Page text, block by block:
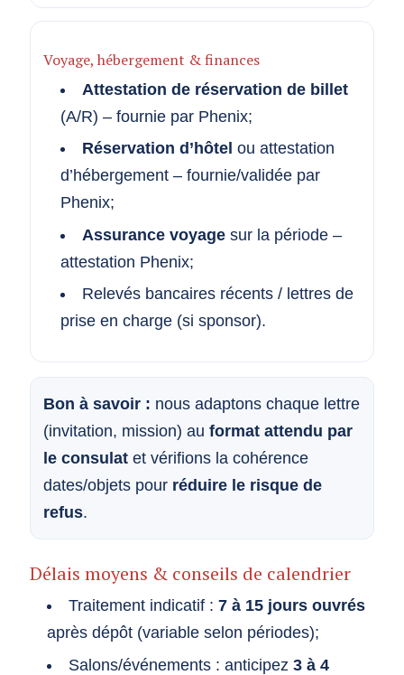
Voyage, hébergement & finances
Attestation de réservation de billet
(A/R) – fournie par Phenix;
Réservation d’hôtel ou attestation
d’hébergement – fournie/validée par
Phenix;
Assurance voyage sur la période –
attestation Phenix;
Relevés bancaires récents / lettres de
prise en charge (si sponsor).
Bon à savoir : nous adaptons chaque lettre
(invitation, mission) au format attendu par
le consulat et vérifions la cohérence
dates/objets pour réduire le risque de
refus.
Délais moyens & conseils de calendrier
Traitement indicatif :7 à 15 jours ouvrés
après dépôt (variable selon périodes);
Salons/événements : anticipez3 à 4